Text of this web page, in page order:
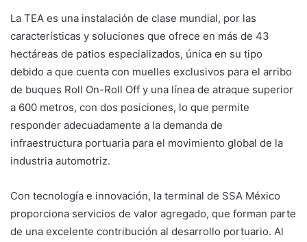
La TEA es una instalación de clase mundial, por las
características y soluciones que ofrece en más de 43
hectáreas de patios especializados, única en su tipo
debido a que cuenta con muelles exclusivos para el arribo
de buques Roll On-Roll Off y una línea de atraque superior
a 600 metros, con dos posiciones, lo que permite
responder adecuadamente a la demanda de
infraestructura portuaria para el movimiento global de la
industria automotriz.
Con tecnología e innovación, la terminal de SSA México
proporciona servicios de valor agregado, que forman parte
de una excelente contribución al desarrollo portuario. Al